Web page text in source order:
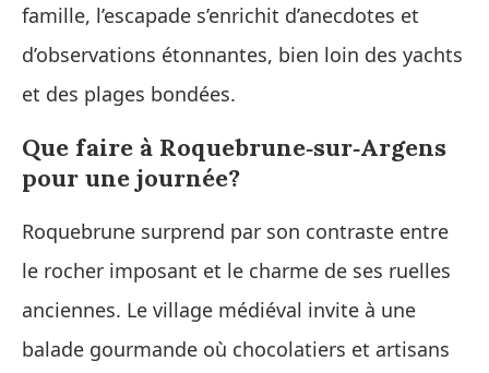
famille, l’escapade s’enrichit d’anecdotes et
d’observations étonnantes, bien loin des yachts
et des plages bondées.
Que faire à Roquebrune‑sur‑Argens
pour une journée?
Roquebrune surprend par son contraste entre
le rocher imposant et le charme de ses ruelles
anciennes. Le village médiéval invite à une
balade gourmande où chocolatiers et artisans